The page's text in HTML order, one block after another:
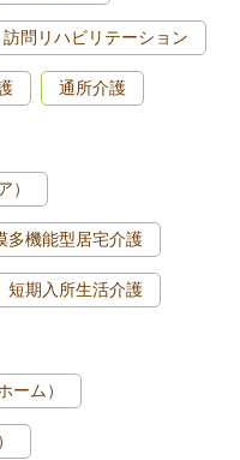
訪問リハビリテーション
通所介護
）
多機能型居宅介護
短期入所生活介護
ーム）